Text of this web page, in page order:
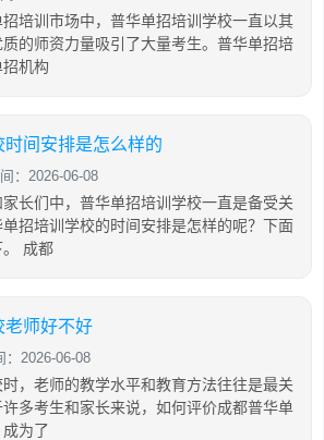
培训市场中，普华单招培训学校一直以其
的师资力量吸引了大量考生。普华单招培
机构
间安排是怎么样的
：2026-06-08
长们中，普华单招培训学校一直是备受关
招培训学校的时间安排是怎样的呢？下面
成都
老师好不好
：2026-06-08
，老师的教学水平和教育方法往往是最关
多考生和家长来说，如何评价成都普华单
为了